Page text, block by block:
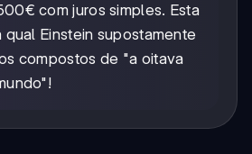
com juros simples. Esta
Einstein supostamente
compostos de "a oitava